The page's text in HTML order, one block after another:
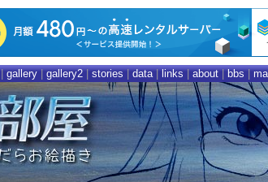
|gallery|gallery2|stories|data|links|about|bbs|